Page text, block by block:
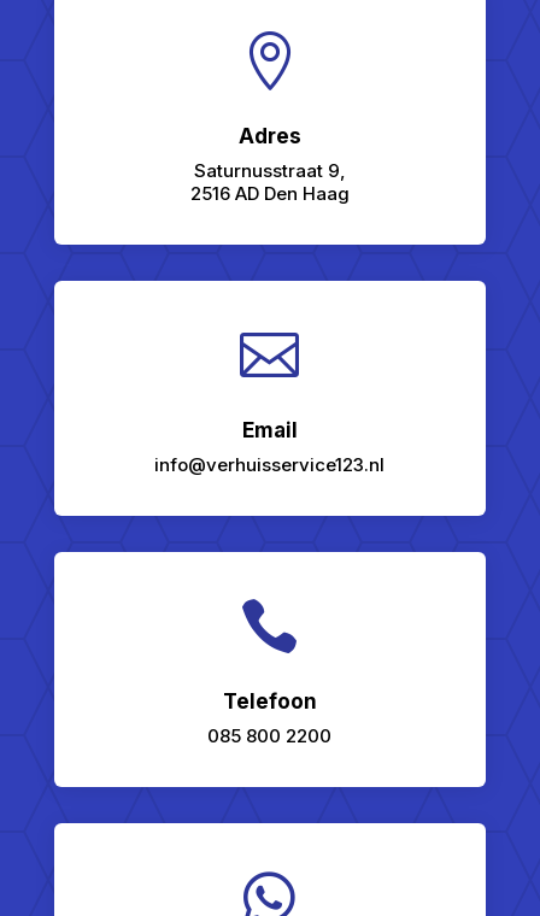

Adres
Saturnusstraat 9,
2516 AD Den Haag

Email
info@verhuisservice123.nl

Telefoon
085 800 2200
